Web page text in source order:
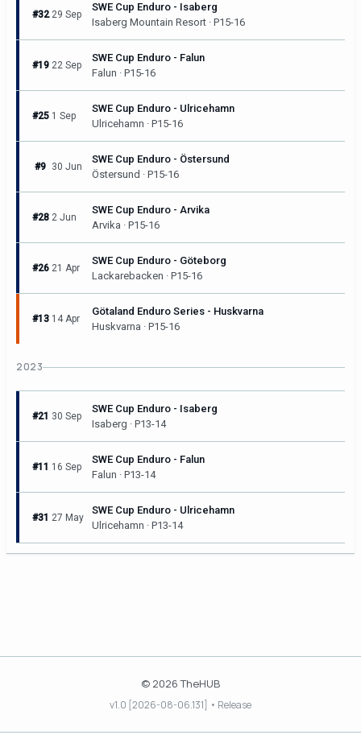
#32 29 Sep
SWE Cup Enduro - Isaberg
Isaberg Mountain Resort · P15-16
#19 22 Sep
SWE Cup Enduro - Falun
Falun · P15-16
#25 1 Sep
SWE Cup Enduro - Ulricehamn
Ulricehamn · P15-16
#9 30 Jun
SWE Cup Enduro - Östersund
Östersund · P15-16
#28 2 Jun
SWE Cup Enduro - Arvika
Arvika · P15-16
#26 21 Apr
SWE Cup Enduro - Göteborg
Lackarebacken · P15-16
#13 14 Apr
Götaland Enduro Series - Huskvarna
Huskvarna · P15-16
2023
#21 30 Sep
SWE Cup Enduro - Isaberg
Isaberg · P13-14
#11 16 Sep
SWE Cup Enduro - Falun
Falun · P13-14
#31 27 May
SWE Cup Enduro - Ulricehamn
Ulricehamn · P13-14
© 2026 TheHUB
v1.0 [2026-08-06.131] • Release